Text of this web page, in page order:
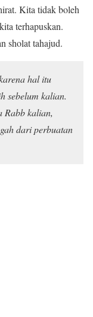
Kita tidak boleh
terhapuskan.
sholat tahajud.
hal itu
sebelum kalian.
Rabb kalian,
dari perbuatan